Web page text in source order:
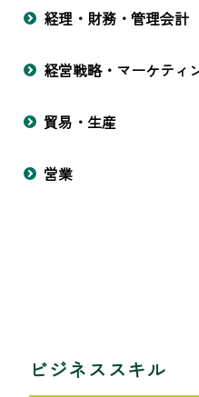
経理・財務・管理会計
経営戦略・マーケティ
貿易・生産
営業
ビジネススキル